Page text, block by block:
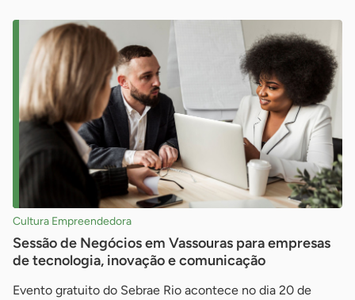
Cultura Empreendedora
Sessão de Negócios em Vassouras para empresas
de tecnologia, inovação e comunicação
Evento gratuito do Sebrae Rio acontece no dia 20 de